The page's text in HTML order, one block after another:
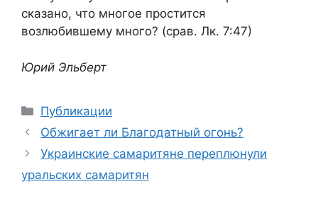
сказано, что многое простится
возлюбившему много? (срав. Лк. 7:47)
Юрий Эльберт
Рубрики
Публикации
Обжигает ли Благодатный огонь?
Украинские самаритяне переплюнули
уральских самаритян